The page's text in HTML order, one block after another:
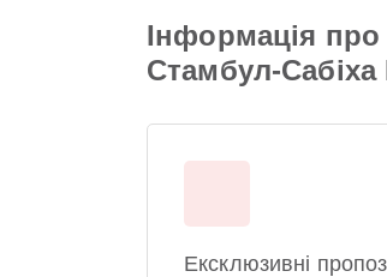
Інформація
Стамбул-Сабіха
Ексклюзивні